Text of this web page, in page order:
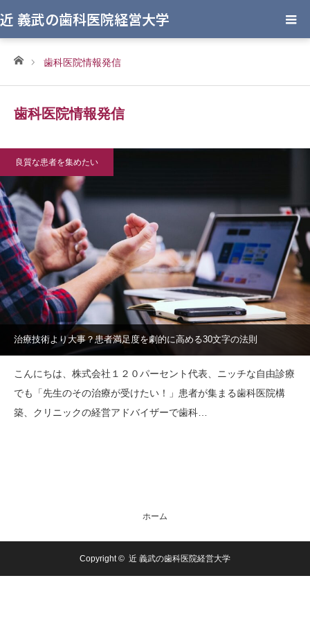
近 義武の歯科医院経営大学
ホーム歯科医院情報発信
歯科医院情報発信
良質な患者を集めたい
治療技術より大事？患者満足度を劇的に高める30文字の法則
こんにちは、株式会社１２０パーセント代表、ニッチな自由診療
でも「先生のその治療が受けたい！」患者が集まる歯科医院構
築、クリニックの経営アドバイザーで歯科…
ホーム
Copyright © 近 義武の歯科医院経営大学